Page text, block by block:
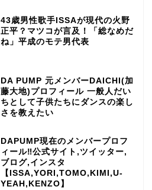
43歳男性歌手ISSAが現代の火野
正平？マツコが言及！「総なめだ
ね」平成のモテ男代表
DA PUMP 元メンバーDAICHI(加
藤大地)プロフィール 一般人だい
ちとして子供たちにダンスの楽し
さを教えたい
DAPUMP現在のメンバープロフ
ィール‼公式サイト,ツイッター,
ブログ,インスタ
【ISSA,YORI,TOMO,KIMI,U-
YEAH,KENZO】